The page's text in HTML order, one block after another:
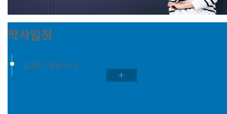
학사일정
일정이 없습니다.